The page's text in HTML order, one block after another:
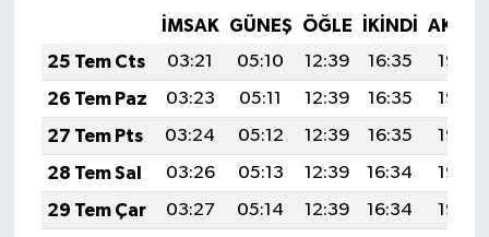
İMSAK GÜNEŞ ÖĞLE İKINDI
25 Tem Cts
03:21 05:10 12:39 16:35
19:58
26 Tem Paz
03:23 05:11 12:39 16:35
19:58
27 Tem Pts
03:24 05:12 12:39 16:35
19:57
28 Tem Sal
03:26 05:13 12:39 16:34
19:56
29 Tem Çar
03:27 05:14 12:39 16:34
19:55